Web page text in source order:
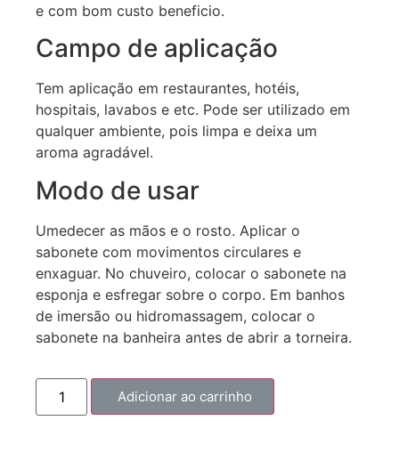
e com bom custo beneficio.
Campo de aplicação
Tem aplicação em restaurantes, hotéis,
hospitais, lavabos e etc. Pode ser utilizado em
qualquer ambiente, pois limpa e deixa um
aroma agradável.
Modo de usar
Umedecer as mãos e o rosto. Aplicar o
sabonete com movimentos circulares e
enxaguar. No chuveiro, colocar o sabonete na
esponja e esfregar sobre o corpo. Em banhos
de imersão ou hidromassagem, colocar o
sabonete na banheira antes de abrir a torneira.
Adicionar ao carrinho